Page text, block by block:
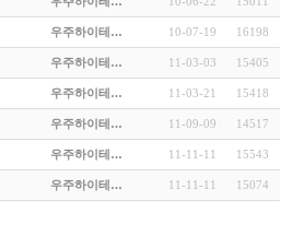
우주하이테… 10-07-19 16198
우주하이테… 11-03-03 15405
우주하이테… 11-03-21 15418
우주하이테… 11-09-09 14517
우주하이테… 11-11-11 15543
우주하이테… 11-11-11 15074